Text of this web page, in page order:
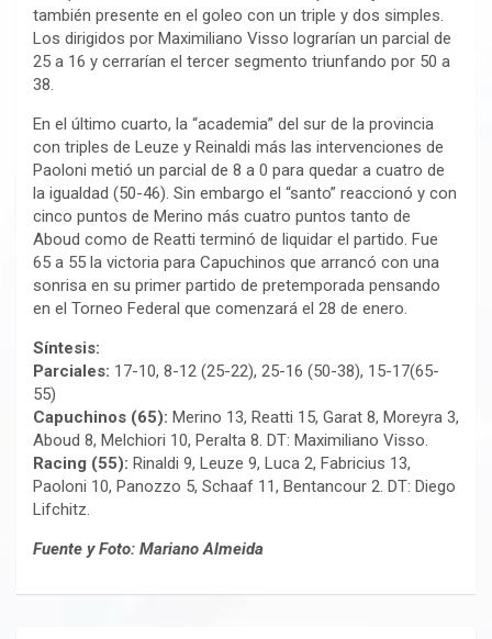
también presente en el goleo con un triple y dos simples.
Los dirigidos por Maximiliano Visso lograrían un parcial de
25 a 16 y cerrarían el tercer segmento triunfando por 50 a
38.
En el último cuarto, la “academia” del sur de la provincia
con triples de Leuze y Reinaldi más las intervenciones de
Paoloni metió un parcial de 8 a 0 para quedar a cuatro de
la igualdad (50-46). Sin embargo el “santo” reaccionó y con
cinco puntos de Merino más cuatro puntos tanto de
Aboud como de Reatti terminó de liquidar el partido. Fue
65 a 55 la victoria para Capuchinos que arrancó con una
sonrisa en su primer partido de pretemporada pensando
en el Torneo Federal que comenzará el 28 de enero.
Síntesis:
Parciales: 17-10, 8-12 (25-22), 25-16 (50-38), 15-17(65-
55)
Capuchinos (65): Merino 13, Reatti 15, Garat 8, Moreyra 3,
Aboud 8, Melchiori 10, Peralta 8. DT: Maximiliano Visso.
Racing (55): Rinaldi 9, Leuze 9, Luca 2, Fabricius 13,
Paoloni 10, Panozzo 5, Schaaf 11, Bentancour 2. DT: Diego
Lifchitz.
Fuente y Foto: Mariano Almeida